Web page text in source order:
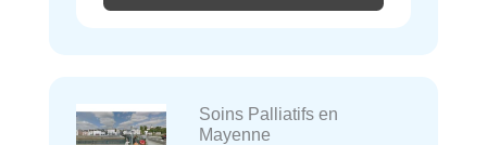
Soins Palliatifs en
Mayenne